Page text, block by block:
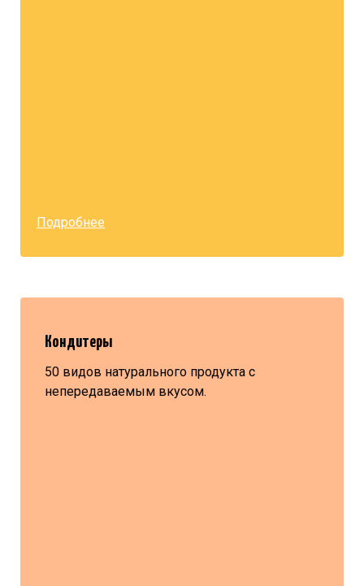
Подробнее
Кондитеры
50 видов натурального продукта с
непередаваемым вкусом.